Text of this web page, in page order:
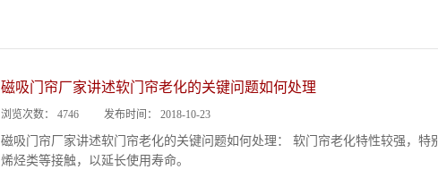
磁吸门帘厂家讲述软门帘老化的关键问题如何处理
浏览次数： 4746 发布时间： 2018-10-23
磁吸门帘厂家讲述软门帘老化的关键问题如何处理： 软门帘老化特性较强，
烯烃类等接触，以延长使用寿命。